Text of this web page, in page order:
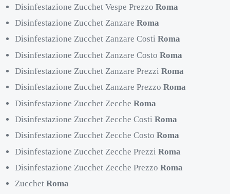
Disinfestazione Zucchet Vespe PrezzoRoma
Disinfestazione Zucchet ZanzareRoma
Disinfestazione Zucchet Zanzare CostiRoma
Disinfestazione Zucchet Zanzare CostoRoma
Disinfestazione Zucchet Zanzare PrezziRoma
Disinfestazione Zucchet Zanzare PrezzoRoma
Disinfestazione Zucchet ZeccheRoma
Disinfestazione Zucchet Zecche CostiRoma
Disinfestazione Zucchet Zecche CostoRoma
Disinfestazione Zucchet Zecche PrezziRoma
Disinfestazione Zucchet Zecche PrezzoRoma
ZucchetRoma